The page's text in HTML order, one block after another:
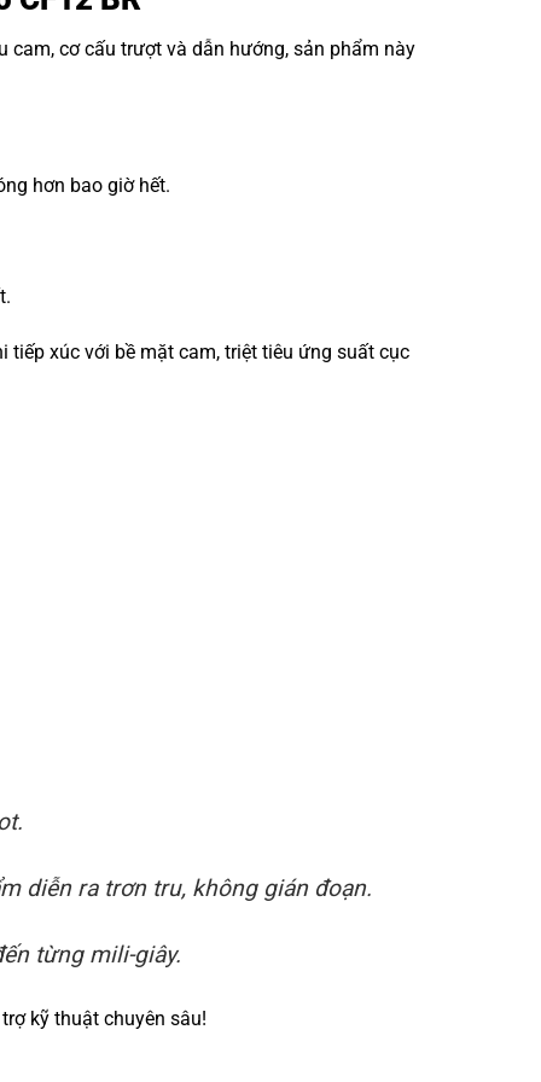
cơ cấu trượt và dẫn hướng, sản phẩm này
hơn bao giờ hết.
xúc với bề mặt cam, triệt tiêu ứng suất cục
diễn ra trơn tru, không gián đoạn.
từng mili-giây.
kỹ thuật chuyên sâu!